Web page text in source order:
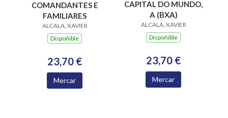
COMANDANTES E
FAMILIARES
ALCALA, XAVIER
Dispoñible
23,70 €
Mercar
CAPITAL DO MUNDO,
A (BXA)
ALCALA, XAVIER
Dispoñible
23,70 €
Mercar